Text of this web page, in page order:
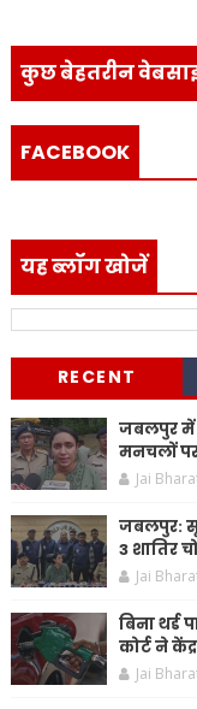
कुछ बेहतरीन
FACEBOOK
यह ब्लॉग खोजें
RECENT
जबलपुर में
मनचलों
Jai
जबलपुर:
3 शातिर
Jai
बिना थर्ड
कोर्ट ने
Jai